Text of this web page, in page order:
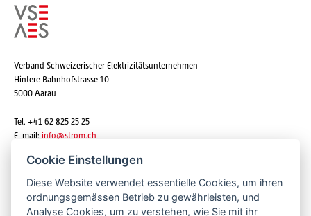
Verband Schweizerischer Elektrizitätsunternehmen
Hintere Bahnhofstrasse 10
5000 Aarau
Tel. +41 62 825 25 25
E-mail: info@strom.ch
Newsletter abonnieren
Cookie Einstellungen
Diese Website verwendet essentielle Cookies, um ihren
ordnungsgemässen Betrieb zu gewährleisten, und
Analyse Cookies, um zu verstehen, wie Sie mit ihr